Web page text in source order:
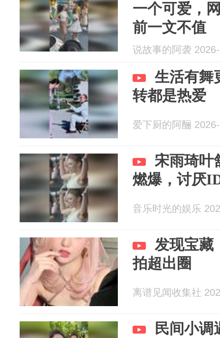
一个可爱，
前一文不值
说故事的阿袭
生活有舞
转都是热爱
爱下厨的阿酾
宋雨琦叶
燃爆，讨厌
音乐时光的娱乐
发现宝藏
拍超出圈
离谱见闻收集社
民间小调